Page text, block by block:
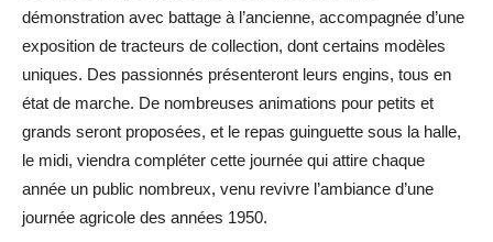
démonstration avec battage à l’ancienne, accompagnée d’une
exposition de tracteurs de collection, dont certains modèles
uniques. Des passionnés présenteront leurs engins, tous en
état de marche. De nombreuses animations pour petits et
grands seront proposées, et le repas guinguette sous la halle,
le midi, viendra compléter cette journée qui attire chaque
année un public nombreux, venu revivre l’ambiance d’une
journée agricole des années 1950.